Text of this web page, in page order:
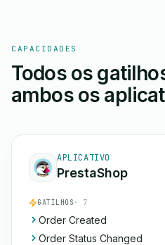
CAPACIDADES
Todos os
ambos os
APLICATIVO
PrestaShop
GATILHOS · 7
Order Created
Order Status Changed